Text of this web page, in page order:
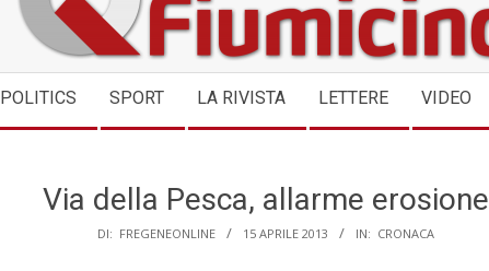
QFIUMICINO.COM
POLITICS SPORT LA RIVISTA LETTERE VIDEO
Via della Pesca, allarme erosione
DI: FREGENEONLINE 15 APRILE 2013 IN: CRONACA